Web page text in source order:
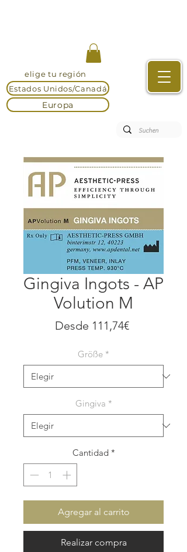
elige tu región
Estados Unidos/Canadá
Europa
Gingiva Ingots - AP
Volution M
Desde 111,74€Precio
Größe *
Gingiva *
Cantidad *
Agregar al carrito
Realizar compra